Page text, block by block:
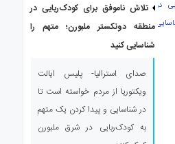
تلاش ناموفق برای کودک‌ربایی در
منطقه دونکستر ملبورن؛ متهم را
شناسایی کنید
صدای استرالیا- پلیس ایالت
ویکتوریا از مردم خواسته است تا
در شناسایی و پیدا کردن یک متهم
به کودک‌ربایی در شرق ملبورن